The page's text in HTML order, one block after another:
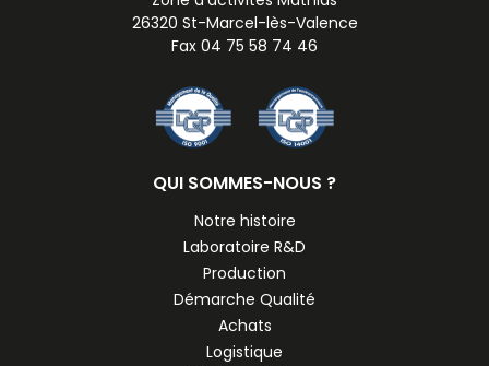
26320 St-Marcel-lès-Valence
Fax 04 75 58 74 46
QUI SOMMES-NOUS ?
Notre histoire
Laboratoire R&D
Production
Démarche Qualité
Achats
Logistique